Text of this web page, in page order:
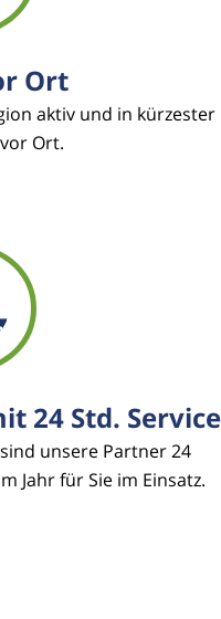
Ort
aktiv und in kürzester
Ort.
24 Std. Service
unsere Partner 24
Jahr für Sie im Einsatz.